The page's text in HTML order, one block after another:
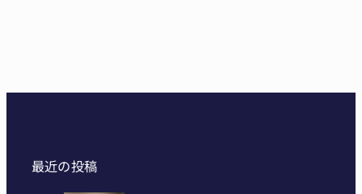
最近の投稿